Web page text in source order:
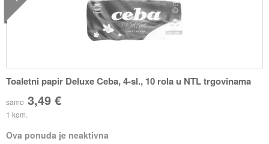
Toaletni papir Deluxe Ceba, 4-sl., 10 rola u NTL trgovinama
samo 3,49 €
1 kom.
Ova ponuda je neaktivna